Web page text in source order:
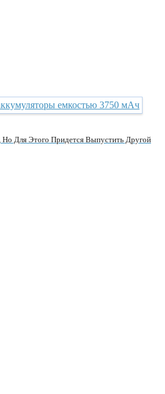
Для Этого Придется Выпустить Другой